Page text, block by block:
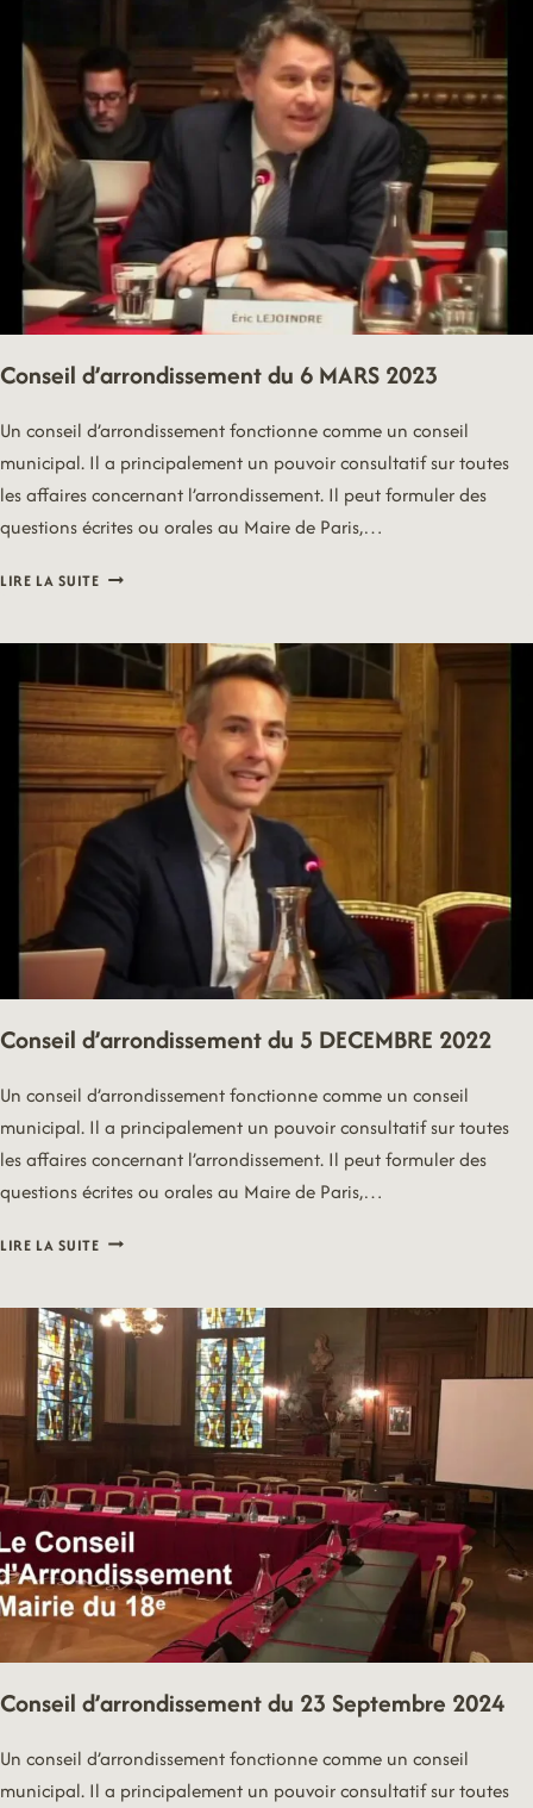
Conseil d’arrondissement du 6 MARS 2023
Un conseil d’arrondissement fonctionne comme un conseil
municipal. Il a principalement un pouvoir consultatif sur toutes
les affaires concernant l’arrondissement. Il peut formuler des
questions écrites ou orales au Maire de Paris,…
LIRE LA SUITECONSEIL
6
2023
Conseil d’arrondissement du 5 DECEMBRE 2022
Un conseil d’arrondissement fonctionne comme un conseil
municipal. Il a principalement un pouvoir consultatif sur toutes
les affaires concernant l’arrondissement. Il peut formuler des
questions écrites ou orales au Maire de Paris,…
LIRE LA SUITECONSEIL
5
DECEMBRE
Conseil d’arrondissement du 23 Septembre 2024
Un conseil d’arrondissement fonctionne comme un conseil
municipal. Il a principalement un pouvoir consultatif sur toutes